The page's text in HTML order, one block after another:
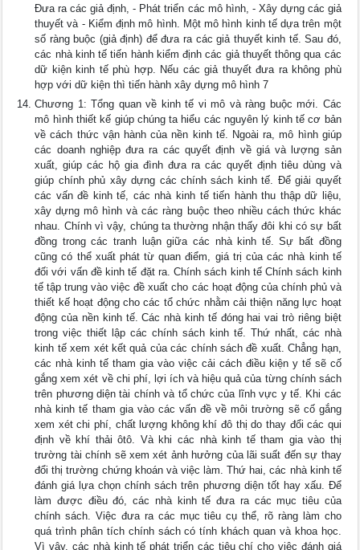
Đưa ra các giả định, - Phát triển các mô hình, - Xây dựng các giả
thuyết và - Kiểm định mô hình. Một mô hình kinh tế dựa trên một
số ràng buộc (giả định) để đưa ra các giả thuyết kinh tế. Sau đó,
các nhà kinh tế tiến hành kiểm định các giả thuyết thông qua các
dữ kiện kinh tế phù hợp. Nếu các giả thuyết đưa ra không phù
hợp với dữ kiện thì tiến hành xây dựng mô hình 7
Chương 1: Tổng quan về kinh tế vi mô và ràng buộc mới. Các
mô hình thiết kế giúp chúng ta hiểu các nguyên lý kinh tế cơ bản
về cách thức vận hành của nền kinh tế. Ngoài ra, mô hình giúp
các doanh nghiệp đưa ra các quyết định về giá và lượng sản
xuất, giúp các hộ gia đình đưa ra các quyết định tiêu dùng và
giúp chính phủ xây dựng các chính sách kinh tế. Để giải quyết
các vấn đề kinh tế, các nhà kinh tế tiến hành thu thập dữ liệu,
xây dựng mô hình và các ràng buộc theo nhiều cách thức khác
nhau. Chính vì vậy, chúng ta thường nhận thấy đôi khi có sự bất
đồng trong các tranh luận giữa các nhà kinh tế. Sự bất đồng
cũng có thể xuất phát từ quan điểm, giá trị của các nhà kinh tế
đối với vấn đề kinh tế đặt ra. Chính sách kinh tế Chính sách kinh
tế tập trung vào việc đề xuất cho các hoạt động của chính phủ và
thiết kế hoạt động cho các tổ chức nhằm cải thiện năng lực hoạt
động của nền kinh tế. Các nhà kinh tế đóng hai vai trò riêng biệt
trong việc thiết lập các chính sách kinh tế. Thứ nhất, các nhà
kinh tế xem xét kết quả của các chính sách đề xuất. Chẳng hạn,
các nhà kinh tế tham gia vào việc cải cách điều kiện y tế sẽ cố
gắng xem xét về chi phí, lợi ích và hiệu quả của từng chính sách
trên phương diện tài chính và tổ chức của lĩnh vực y tế. Khi các
nhà kinh tế tham gia vào các vấn đề về môi trường sẽ cố gắng
xem xét chi phí, chất lượng không khí đô thị do thay đổi các qui
định về khí thải ôtô. Và khi các nhà kinh tế tham gia vào thị
trường tài chính sẽ xem xét ảnh hưởng của lãi suất đến sự thay
đổi thị trường chứng khoán và việc làm. Thứ hai, các nhà kinh tế
đánh giá lựa chọn chính sách trên phương diện tốt hay xấu. Để
làm được điều đó, các nhà kinh tế đưa ra các mục tiêu của
chính sách. Việc đưa ra các mục tiêu cụ thể, rõ ràng làm cho
quá trình phân tích chính sách có tính khách quan và khoa học.
Vì vậy, các nhà kinh tế phát triển các tiêu chí cho việc đánh giá